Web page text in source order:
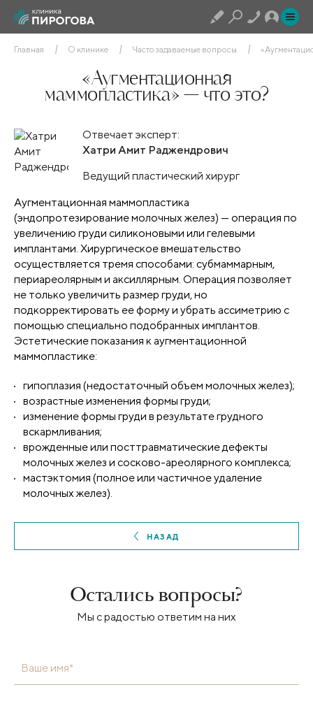
Главная О клинике Часто задаваемые вопросы
«Аугментационная
маммопластика» — что это?
Отвечает эксперт:
Хатри Амит Раджендрович
Ведущий пластический хирург
Аугментационная маммопластика
(эндопротезирование молочных желез) — операция по
увеличению груди силиконовыми или гелевыми
имплантами. Хирургическое вмешательство
осуществляется тремя способами: субмаммарным,
периареолярным и аксиллярным. Операция позволяет
не только увеличить размер груди, но
подкорректировать ее форму и убрать ассиметрию с
помощью специально подобранных имплантов.
Эстетические показания к аугментационной
маммопластике:
гипоплазия (недостаточный объем молочных желез);
возрастные изменения формы груди;
изменение формы груди в результате грудного
вскармливания;
врожденные или посттравматические дефекты
молочных желез и сосково-ареолярного комплекса;
мастэктомия (полное или частичное удаление
молочных желез).
НАЗАД
Остались вопросы?
Мы с радостью ответим на них
Ваше имя*